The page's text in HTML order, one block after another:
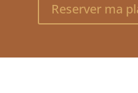
Reserver ma